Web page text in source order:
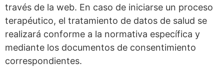
través de la web. En caso de iniciarse un proceso
terapéutico, el tratamiento de datos de salud se
realizará conforme a la normativa específica y
mediante los documentos de consentimiento
correspondientes.